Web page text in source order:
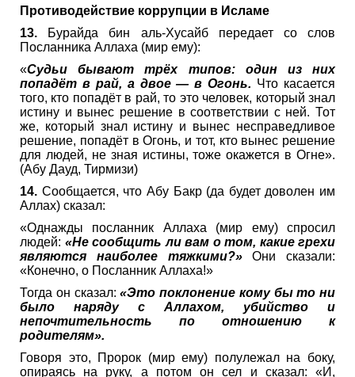
Противодействие коррупции в Исламе
13. Бурайда бин аль-Хусайб передает со слов
Посланника Аллаха (мир ему):
«Судьи бывают трёх типов: один из них
попадёт в рай, а двое — в Огонь. Что касается
того, кто попадёт в рай, то это человек, который знал
истину и вынес решение в соответствии с ней. Тот
же, который знал истину и вынес несправедливое
решение, попадёт в Огонь, и тот, кто вынес решение
для людей, не зная истины, тоже окажется в Огне».
(Абу Дауд, Тирмизи)
14. Сообщается, что Абу Бакр (да будет доволен им
Аллах) сказал:
«Однажды посланник Аллаха (мир ему) спросил
людей: «Не сообщить ли вам о том, какие грехи
являются наиболее тяжкими?»Они сказали:
«Конечно, о Посланник Аллаха!»
Тогда он сказал:«Это поклонение кому бы то ни
было наряду с Аллахом, убийство и
непочтительность по отношению к
родителям».
Говоря это, Пророк (мир ему) полулежал на боку,
опираясь на руку, а потом он сел и сказал: «И,